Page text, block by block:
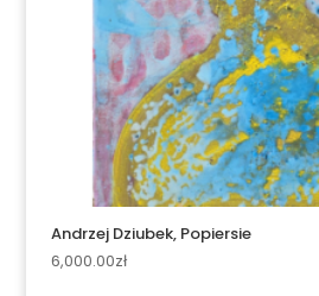
Andrzej Dziubek, Popiersie
6,000.00zł